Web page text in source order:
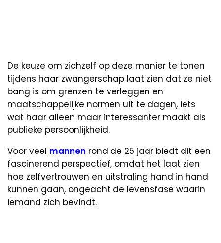
De keuze om zichzelf op deze manier te tonen
tijdens haar zwangerschap laat zien dat ze niet
bang is om grenzen te verleggen en
maatschappelijke normen uit te dagen, iets
wat haar alleen maar interessanter maakt als
publieke persoonlijkheid.
Voor veel mannen rond de 25 jaar biedt dit een
fascinerend perspectief, omdat het laat zien
hoe zelfvertrouwen en uitstraling hand in hand
kunnen gaan, ongeacht de levensfase waarin
iemand zich bevindt.